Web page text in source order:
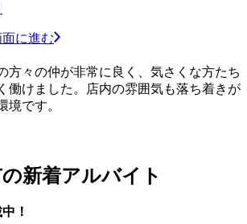
に進む
方々の仲が非常に良く、気さくな方たち
働けました。店内の雰囲気も落ち着きが
境です。
新着アルバイト
！